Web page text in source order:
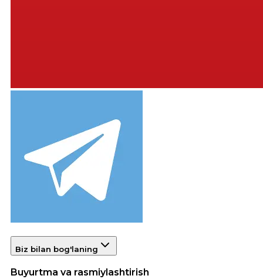
Biz bilan bog'laning
Buyurtma va rasmiylashtirish